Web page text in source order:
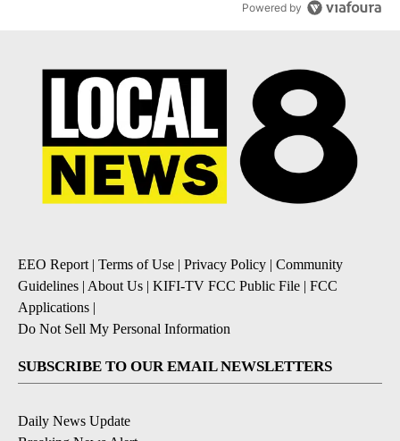
Powered by
EEO Report| Terms of Use | Privacy Policy | Community
Guidelines | About Us | KIFI-TV FCC Public File | FCC
Applications |
Do Not Sell My Personal Information
SUBSCRIBE TO OUR EMAIL NEWSLETTERS
Daily News Update